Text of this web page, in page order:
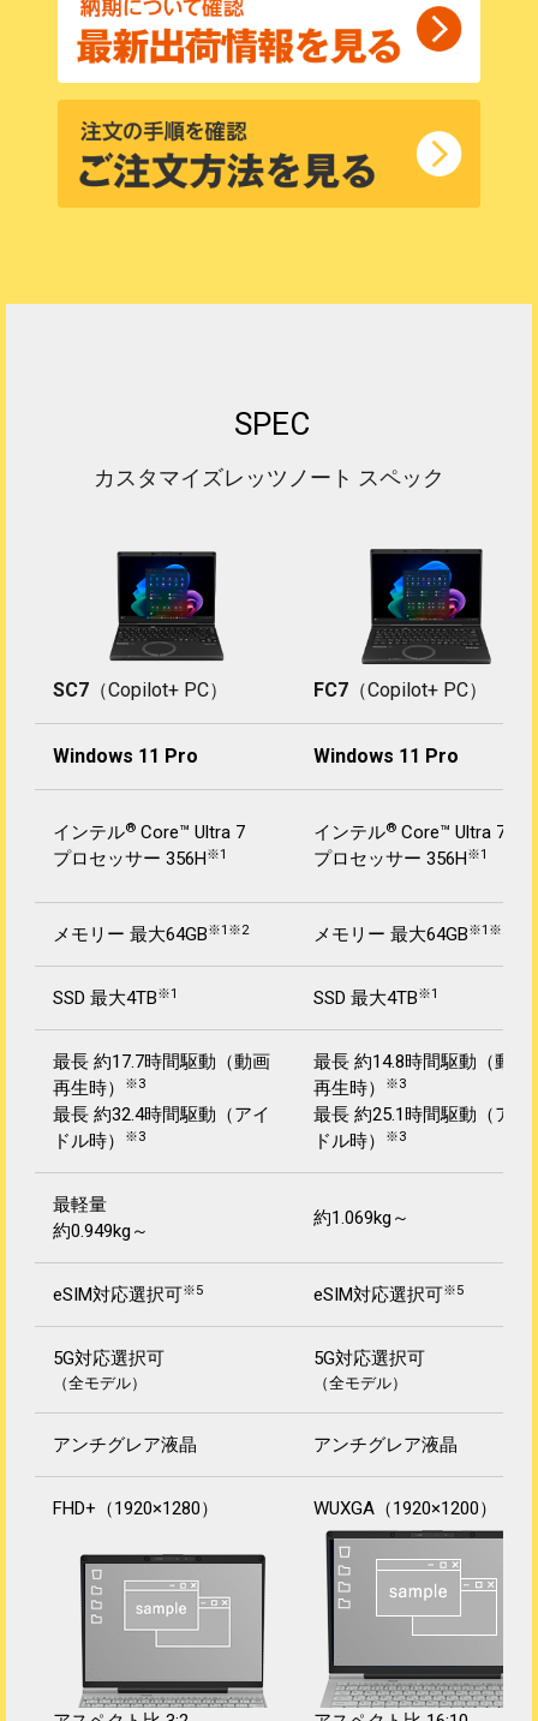
SPEC
カスタマイズレッツノート スペック
SC7 （Copilot+ PC） FC7 （Copilot+ PC）
Windows 11 Pro Windows 11 Pro
インテル® Core™ Ultra 7
プロセッサー 356H※1
インテル® Core™ Ultra 7
プロセッサー 356H※1
メモリー 最大64GB※1※2 メモリー 最大64GB※1※2
SSD 最大4TB※1 SSD 最大4TB※1
最長 約17.7時間駆動（動画
再生時）
※3
最長 約32.4時間駆動（アイ
ドル時）
※3
最長 約14.8時間駆動（動画
再生時）
※3
最長 約25.1時間駆動（アイ
ドル時）
※3
最軽量
約0.949kg～
約1.069kg～
eSIM対応選択可※5 eSIM対応選択可※5
5G対応選択可
（全モデル）
5G対応選択可
（全モデル）
アンチグレア液晶 アンチグレア液晶
FHD+（1920×1280） WUXGA（1920×1200）